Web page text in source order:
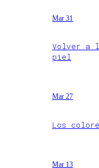
Mar 31
Volver a
piel
Mar 27
Los
Mar 13